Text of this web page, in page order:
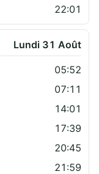
22:01
Lundi 31 Août
05:52
07:11
14:01
17:39
20:45
21:59